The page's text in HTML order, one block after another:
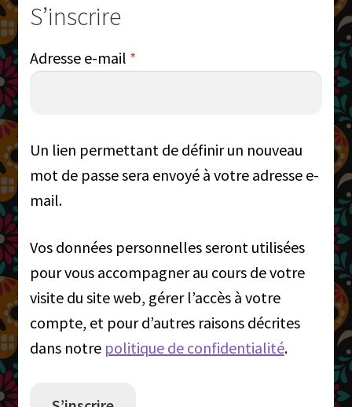
S’inscrire
Adresse e-mail *Obligatoire
Un lien permettant de définir un nouveau
mot de passe sera envoyé à votre adresse e-
mail.
Vos données personnelles seront utilisées
pour vous accompagner au cours de votre
visite du site web, gérer l’accès à votre
compte, et pour d’autres raisons décrites
dans notre politique de confidentialité.